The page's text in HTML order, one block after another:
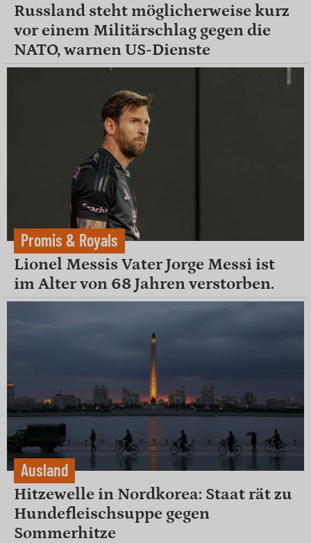
Russland steht möglicherweise kurz
vor einem Militärschlag gegen die
NATO, warnen US-Dienste
Promis & Royals
Lionel Messis Vater Jorge Messi ist
im Alter von 68 Jahren verstorben.
Ausland
Hitzewelle in Nordkorea: Staat rät zu
Hundefleischsuppe gegen
Sommerhitze